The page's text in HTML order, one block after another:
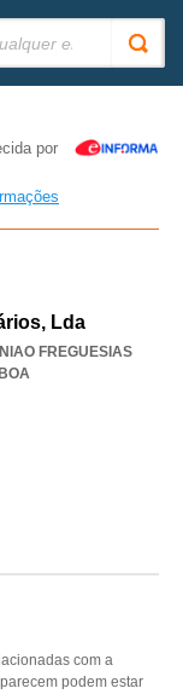
por
Lda
FREGUESIAS
com a
podem estar